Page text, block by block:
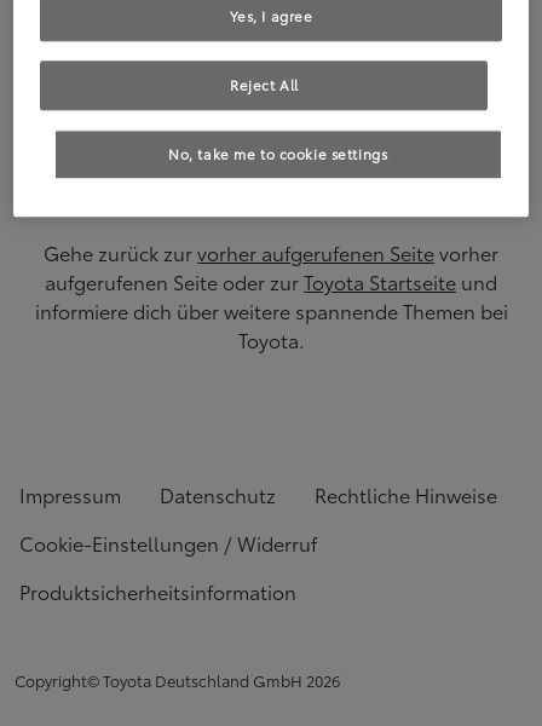
Hier geht's leider nicht weiter.
Die angeforderte Seite kann leider nicht gefunden
werden.
Gehe zurück zurvorher aufgerufenen Seitevorher
aufgerufenen Seite oder zurToyota Startseite und
informiere dich über weitere spannende Themen bei
Toyota.
Impressum Datenschutz
Rechtliche Hinweise
Cookie-Einstellungen / Widerruf
Produktsicherheitsinformation
Copyright© Toyota Deutschland GmbH 2026
No, take me to cookie settings
Reject All
Yes, I agree